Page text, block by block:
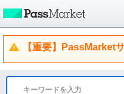
【重要】PassMarket